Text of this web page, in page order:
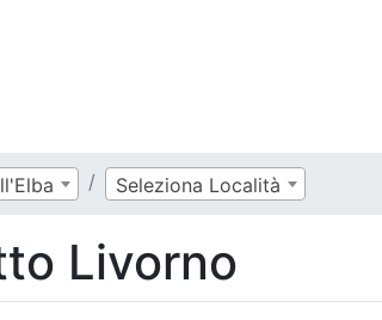
Seleziona Località
Livorno